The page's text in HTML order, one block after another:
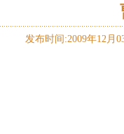
发布时间:2009年12月